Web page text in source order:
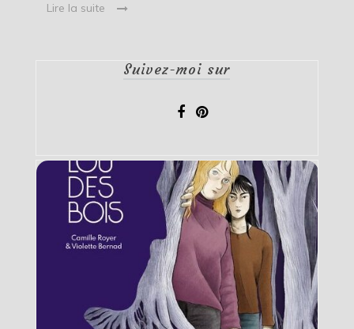
Lire la suite
Suivez-moi sur